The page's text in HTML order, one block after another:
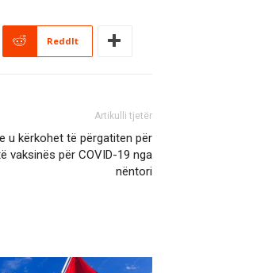
ReddIt
Artikulli tjetër
u kërkohet të përgatiten për
vaksinës për COVID-19 nga
nëntori